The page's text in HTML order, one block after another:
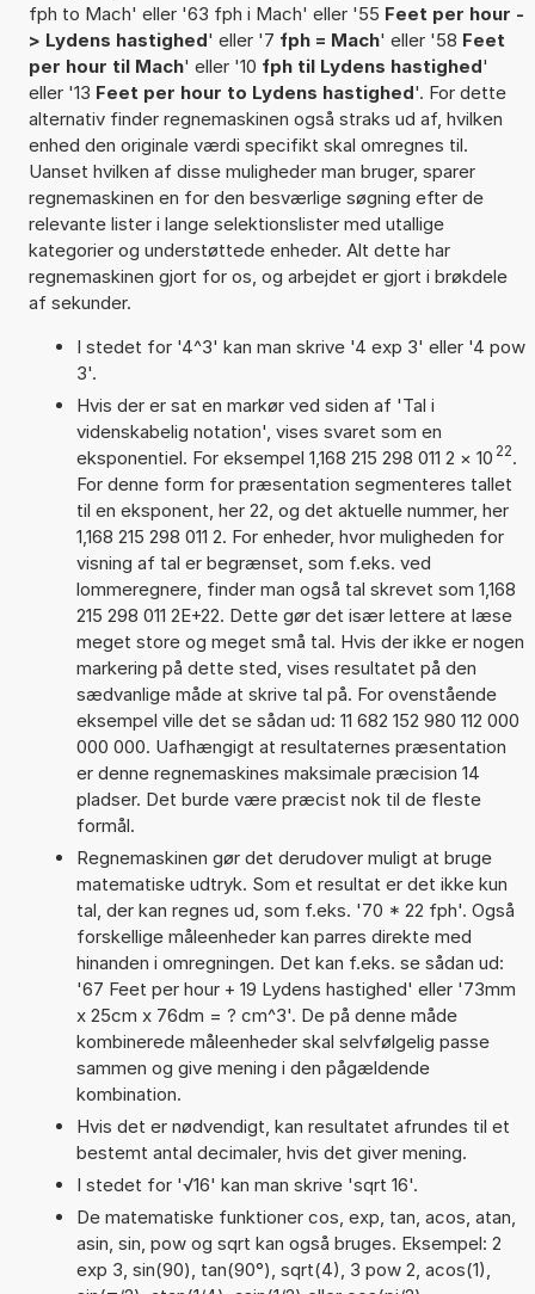
fph to Mach' eller '63 fph i Mach' eller '55 Feet per hour -
> Lydens hastighed' eller '7 fph = Mach' eller '58 Feet
per hour til Mach' eller '10 fph til Lydens hastighed'
eller '13 Feet per hour to Lydens hastighed'. For dette
alternativ finder regnemaskinen også straks ud af, hvilken
enhed den originale værdi specifikt skal omregnes til.
Uanset hvilken af disse muligheder man bruger, sparer
regnemaskinen en for den besværlige søgning efter de
relevante lister i lange selektionslister med utallige
kategorier og understøttede enheder. Alt dette har
regnemaskinen gjort for os, og arbejdet er gjort i brøkdele
af sekunder.
I stedet for '4^3' kan man skrive '4 exp 3' eller '4 pow
3'.
Hvis der er sat en markør ved siden af 'Tal i
videnskabelig notation', vises svaret som en
eksponentiel. For eksempel 1,168 215 298 011 2 × 10 22.
For denne form for præsentation segmenteres tallet
til en eksponent, her 22, og det aktuelle nummer, her
1,168 215 298 011 2. For enheder, hvor muligheden for
visning af tal er begrænset, som f.eks. ved
lommeregnere, finder man også tal skrevet som 1,168
215 298 011 2E+22. Dette gør det især lettere at læse
meget store og meget små tal. Hvis der ikke er nogen
markering på dette sted, vises resultatet på den
sædvanlige måde at skrive tal på. For ovenstående
eksempel ville det se sådan ud: 11 682 152 980 112 000
000 000. Uafhængigt at resultaternes præsentation
er denne regnemaskines maksimale præcision 14
pladser. Det burde være præcist nok til de fleste
formål.
Regnemaskinen gør det derudover muligt at bruge
matematiske udtryk. Som et resultat er det ikke kun
tal, der kan regnes ud, som f.eks. '70 * 22 fph'. Også
forskellige måleenheder kan parres direkte med
hinanden i omregningen. Det kan f.eks. se sådan ud:
'67 Feet per hour + 19 Lydens hastighed' eller '73mm
x 25cm x 76dm = ? cm^3'. De på denne måde
kombinerede måleenheder skal selvfølgelig passe
sammen og give mening i den pågældende
kombination.
Hvis det er nødvendigt, kan resultatet afrundes til et
bestemt antal decimaler, hvis det giver mening.
I stedet for '√16' kan man skrive 'sqrt 16'.
De matematiske funktioner cos, exp, tan, acos, atan,
asin, sin, pow og sqrt kan også bruges. Eksempel: 2
exp 3, sin(90), tan(90°), sqrt(4), 3 pow 2, acos(1),